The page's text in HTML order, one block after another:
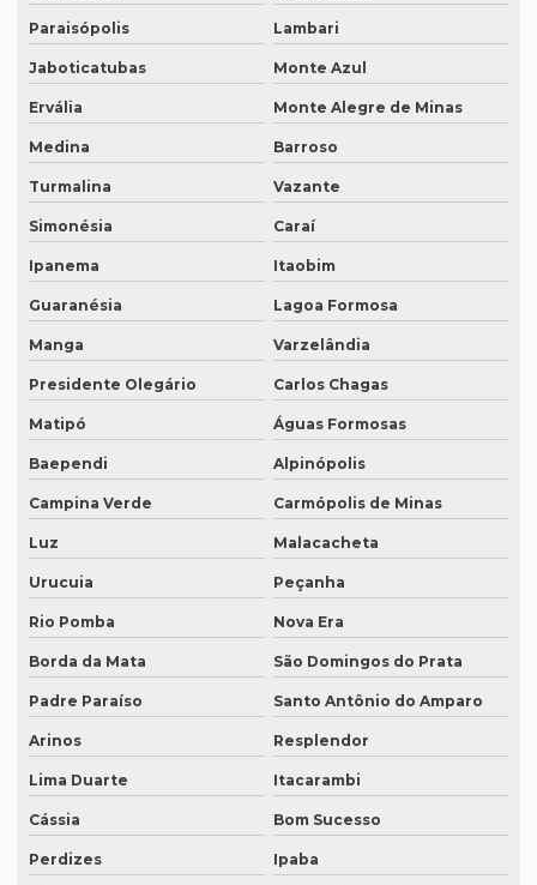
Intérprete juramentado
Intérprete mandarim português
Intérprete de negócios
Intérprete para palestras
Intérprete português chinês
Intérprete português inglês profissional
Intérprete profissional coreano português
Intérprete profissional em eventos
Intérprete profissional de francês
Intérprete profissional de japonês
Intérprete remoto
Intérprete para reuniões
Intérprete para seminários
Intérprete simultâneo em bh
Intérprete simultâneo espanhol em bh
Intérprete simultâneo inglês em bh
Intérprete simultâneo inglês rj
Paraisópolis Lambari
Jaboticatubas Monte Azul
Ervália Monte Alegre de Minas
Medina Barroso
Turmalina Vazante
Simonésia Caraí
Ipanema Itaobim
Guaranésia Lagoa Formosa
Manga Varzelândia
Presidente Olegário Carlos Chagas
Matipó Águas Formosas
Baependi Alpinópolis
Campina Verde Carmópolis de Minas
Luz Malacacheta
Urucuia Peçanha
Rio Pomba Nova Era
Borda da Mata São Domingos do Prata
Padre Paraíso Santo Antônio do Amparo
Arinos Resplendor
Lima Duarte Itacarambi
Cássia Bom Sucesso
Perdizes Ipaba